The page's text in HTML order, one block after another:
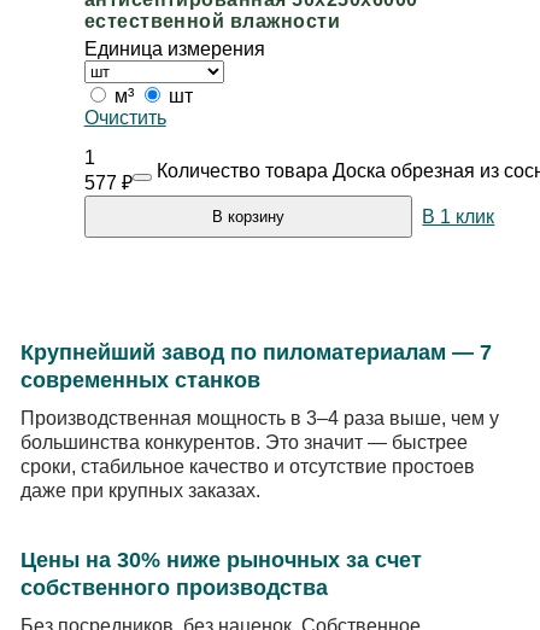
естественной влажности
Единица измерения
м³
шт
Очистить
1
577 ₽
Количество товара Доска обрезная из
В корзину В 1 клик
Крупнейший завод по пиломатериалам — 7
современных станков
Производственная мощность в 3–4 раза выше, чем у
большинства конкурентов. Это значит — быстрее
сроки, стабильное качество и отсутствие простоев
даже при крупных заказах.
Цены на 30% ниже рыночных за счет
собственного производства